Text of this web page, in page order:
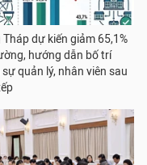
dự kiến giảm 65,1%
hướng dẫn bố trí
quản lý, nhân viên sau